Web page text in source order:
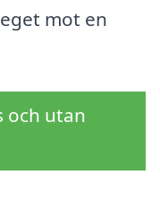
mot en
och utan